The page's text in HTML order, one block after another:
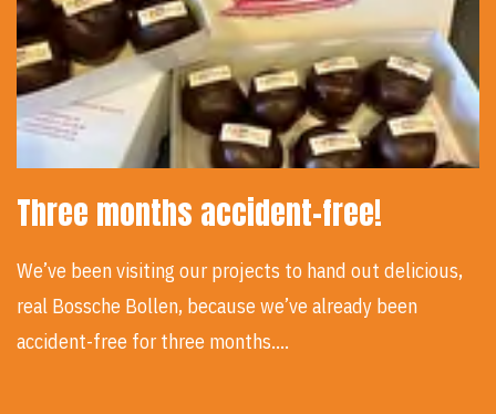
Three months accident-free!
We’ve been visiting our projects to hand out delicious,
real Bossche Bollen, because we’ve already been
accident-free for three months.…